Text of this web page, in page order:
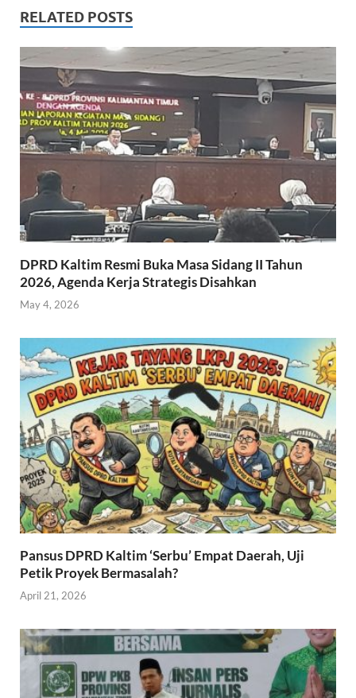
b
o
o
k
er s
A
p
p
RELATED POSTS
DPRD Kaltim Resmi Buka Masa Sidang II Tahun
2026, Agenda Kerja Strategis Disahkan
May 4, 2026
Pansus DPRD Kaltim ‘Serbu’ Empat Daerah, Uji
Petik Proyek Bermasalah?
April 21, 2026